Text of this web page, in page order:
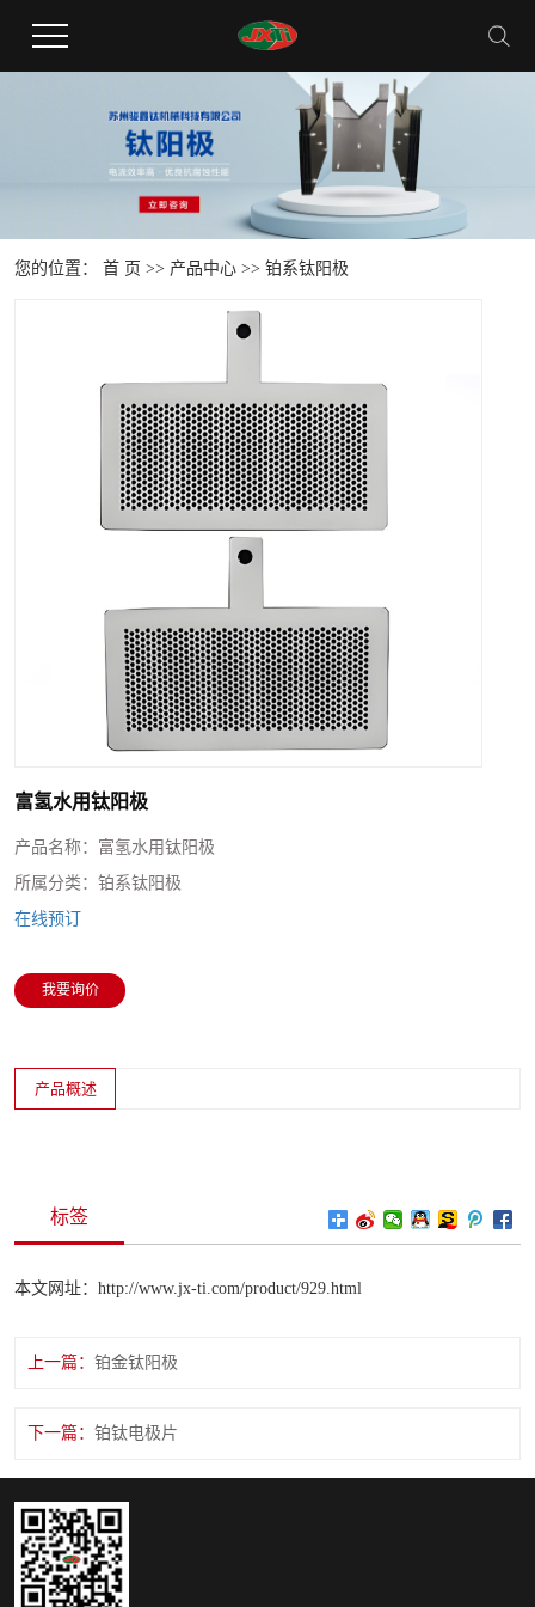
您的位置： 首 页 >> 产品中心 >> 铂系钛阳极
富氢水用钛阳极
产品名称： 富氢水用钛阳极
所属分类： 铂系钛阳极
在线预订
我要询价
产品概述
标签
本文网址：http://www.jx-ti.com/product/929.html
上一篇： 铂金钛阳极
下一篇： 铂钛电极片